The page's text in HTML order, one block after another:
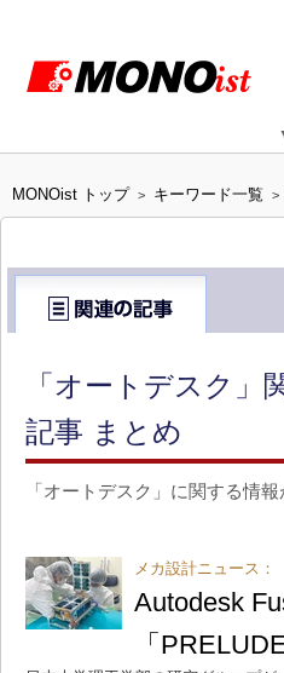
MONOist トップ > キーワード一覧 >
「オートデスク
記事 まとめ
「オートデスク」に関する情
メカ設計ニュース：
Autodesk
「